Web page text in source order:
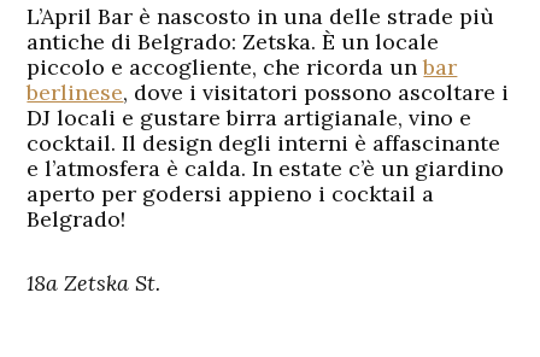
L’April Bar è nascosto in una delle strade più
antiche di Belgrado: Zetska. È un locale
piccolo e accogliente, che ricorda unbar
berlinese, dove i visitatori possono ascoltare i
DJ locali e gustare birra artigianale, vino e
cocktail. Il design degli interni è affascinante
e l’atmosfera è calda. In estate c’è un giardino
aperto per godersi appieno i cocktail a
Belgrado!
18a Zetska St.